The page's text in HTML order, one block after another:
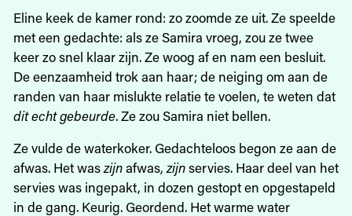
Eline keek de kamer rond: zo zoomde ze uit. Ze speelde
met een gedachte: als ze Samira vroeg, zou ze twee
keer zo snel klaar zijn. Ze woog af en nam een besluit.
De eenzaamheid trok aan haar; de neiging om aan de
randen van haar mislukte relatie te voelen, te weten dat
dit echt gebeurde. Ze zou Samira niet bellen.
Ze vulde de waterkoker. Gedachteloos begon ze aan de
afwas. Het waszijnafwas, zijnservies. Haar deel van het
servies was ingepakt, in dozen gestopt en opgestapeld
in de gang. Keurig. Geordend. Het warme water